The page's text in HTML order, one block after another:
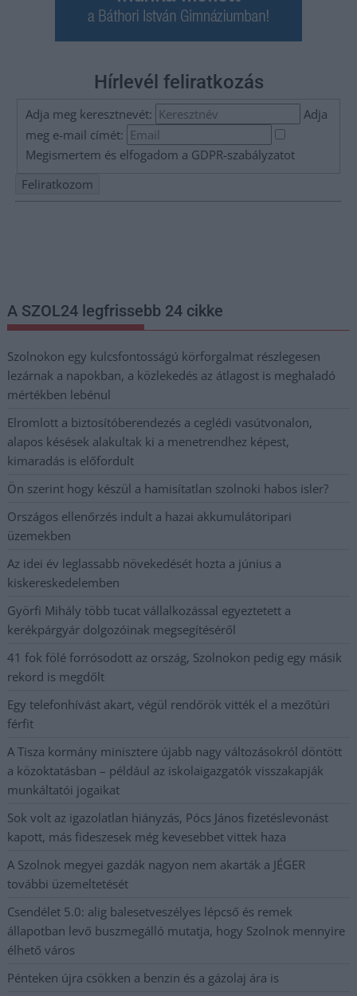
Hírlevél feliratkozás
Adja meg keresztnevét:
Adja
meg e-mail címét:
Megismertem és elfogadom a GDPR-szabályzatot
A SZOL24 legfrissebb 24 cikke
Szolnokon egy kulcsfontosságú körforgalmat részlegesen
lezárnak a napokban, a közlekedés az átlagost is meghaladó
mértékben lebénul
Elromlott a biztosítóberendezés a ceglédi vasútvonalon,
alapos késések alakultak ki a menetrendhez képest,
kimaradás is előfordult
Ön szerint hogy készül a hamisítatlan szolnoki habos isler?
Országos ellenőrzés indult a hazai akkumulátoripari
üzemekben
Az idei év leglassabb növekedését hozta a június a
kiskereskedelemben
Györfi Mihály több tucat vállalkozással egyeztetett a
kerékpárgyár dolgozóinak megsegítéséről
41 fok fölé forrósodott az ország, Szolnokon pedig egy másik
rekord is megdőlt
Egy telefonhívást akart, végül rendőrök vitték el a mezőtúri
férfit
A Tisza kormány minisztere újabb nagy változásokról döntött
a közoktatásban – például az iskolaigazgatók visszakapják
munkáltatói jogaikat
Sok volt az igazolatlan hiányzás, Pócs János fizetéslevonást
kapott, más fideszesek még kevesebbet vittek haza
A Szolnok megyei gazdák nagyon nem akarták a JÉGER
további üzemeltetését
Csendélet 5.0: alig balesetveszélyes lépcső és remek
állapotban levő buszmegálló mutatja, hogy Szolnok mennyire
élhető város
Pénteken újra csökken a benzin és a gázolaj ára is